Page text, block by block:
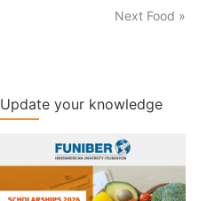
Next Food »
Update your knowledge